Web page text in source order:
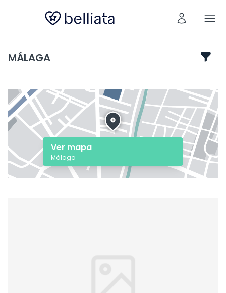
MÁLAGA
Ver mapa
Málaga